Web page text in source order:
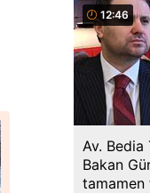
12:46
Av. Bedia
Bakan
tamamen